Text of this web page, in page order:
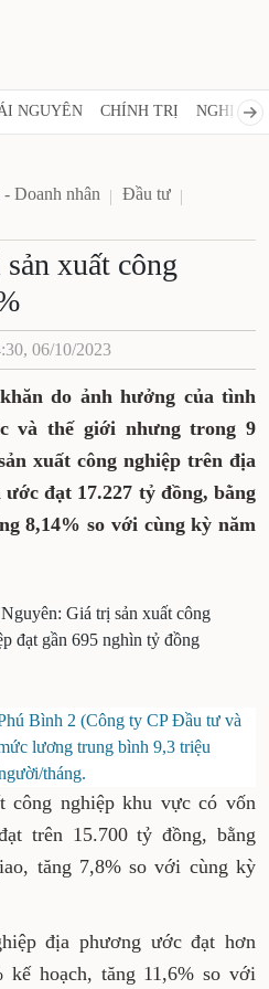
NGUYÊN CHÍNH TRỊ NGHỊ
Doanh nhân
Đầu tư
xuất công
06/10/2023
do ảnh hưởng của tình
và thế giới nhưng trong 9
xuất công nghiệp trên địa
đạt 17.227 tỷ đồng, bằng
8,14% so với cùng kỳ năm
Giá trị sản xuất công
đạt gần 695 nghìn tỷ đồng
Bình 2 (Công ty CP Đầu tư và
lương trung bình 9,3 triệu
tháng.
công nghiệp khu vực có vốn
trên 15.700 tỷ đồng, bằng
tăng 7,8% so với cùng kỳ
địa phương ước đạt hơn
kế hoạch, tăng 11,6% so với